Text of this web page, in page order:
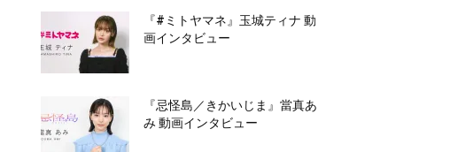
『#ミトヤマネ』玉城ティナ 動
画インタビュー
『忌怪島／きかいじま』當真あ
み 動画インタビュー